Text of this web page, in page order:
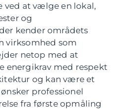
ved at vælge en lokal,
og
kender områdets
virksomhed som
netop med at
energikrav med respekt
og kan være et
professionel
fra første opmåling